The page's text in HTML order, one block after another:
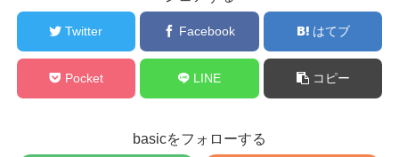
o
o
k
n
k
Twitter Facebook はてブ
Pocket LINE コピー
basicをフォローする